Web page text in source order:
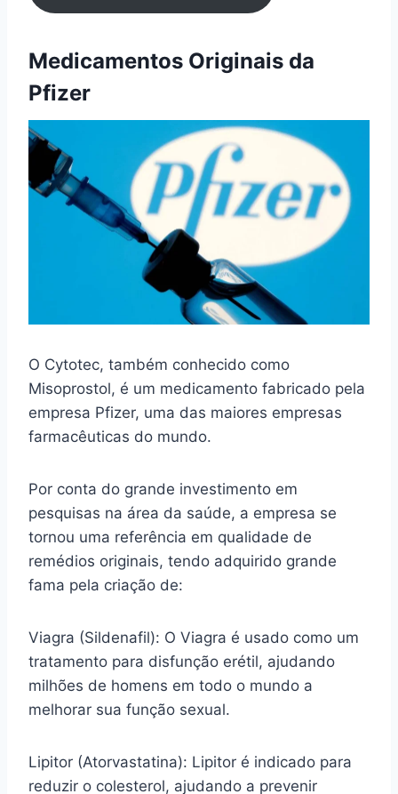
Medicamentos Originais da
Pfizer
O Cytotec, também conhecido como
Misoprostol, é um medicamento fabricado pela
empresa Pfizer, uma das maiores empresas
farmacêuticas do mundo.
Por conta do grande investimento em
pesquisas na área da saúde, a empresa se
tornou uma referência em qualidade de
remédios originais, tendo adquirido grande
fama pela criação de:
Viagra (Sildenafil): O Viagra é usado como um
tratamento para disfunção erétil, ajudando
milhões de homens em todo o mundo a
melhorar sua função sexual.
Lipitor (Atorvastatina): Lipitor é indicado para
reduzir o colesterol, ajudando a prevenir